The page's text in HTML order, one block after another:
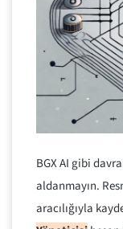
BGX AI gibi
aldanmayın.
aracılığıyla